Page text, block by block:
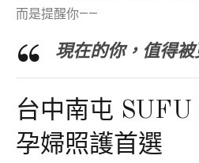
而是提醒你——
現在的你，值得被
台中南屯 SUFU
孕婦照護首選